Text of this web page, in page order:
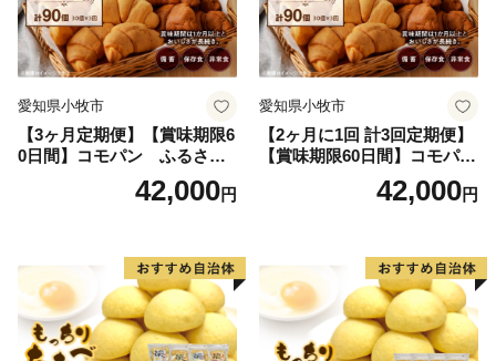
愛知県小牧市
【3ヶ月定期便】【賞味期限6
0日間】コモパン ふるさと
クロワッサンセット（計90
個）／災害用備蓄 保存食 非
42,000円
愛知県小牧市
【2ヶ月に1回 計3回定期便】
【賞味期限60日間】コモパ
ン ふるさとクロワッサンセ
ット（計90個）／災害用備蓄
42,000円